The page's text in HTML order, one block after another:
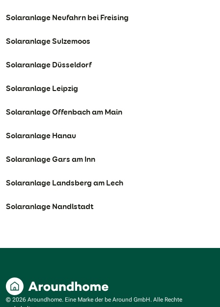
Solaranlage Neufahrn bei Freising
Solaranlage Sulzemoos
Solaranlage Düsseldorf
Solaranlage Leipzig
Solaranlage Offenbach am Main
Solaranlage Hanau
Solaranlage Gars am Inn
Solaranlage Landsberg am Lech
Solaranlage Nandlstadt
© 2026 Aroundhome. Eine Marke der be Around GmbH. Alle Rechte